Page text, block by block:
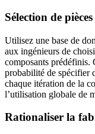
Sélection de
Utilisez une base de
aux ingénieurs de
composants prédéfinis.
probabilité de spécifier
chaque itération de la
l’utilisation globale de
Rationaliser la